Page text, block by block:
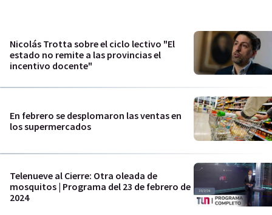
Nicolás Trotta sobre el ciclo lectivo "El
estado no remite a las provincias el
incentivo docente"
En febrero se desplomaron las ventas en
los supermercados
Telenueve al Cierre: Otra oleada de
mosquitos | Programa del 23 de febrero de
2024